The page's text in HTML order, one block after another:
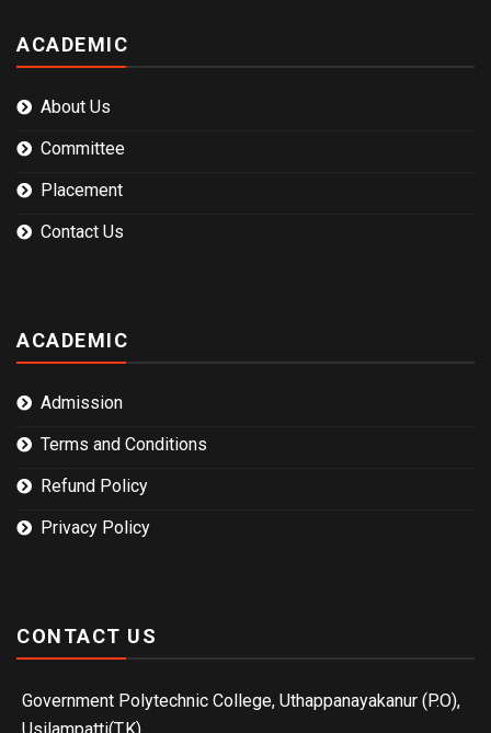
ACADEMIC
About Us
Committee
Placement
Contact Us
ACADEMIC
Admission
Terms and Conditions
Refund Policy
Privacy Policy
CONTACT US
Government Polytechnic College, Uthappanayakanur (P.O),